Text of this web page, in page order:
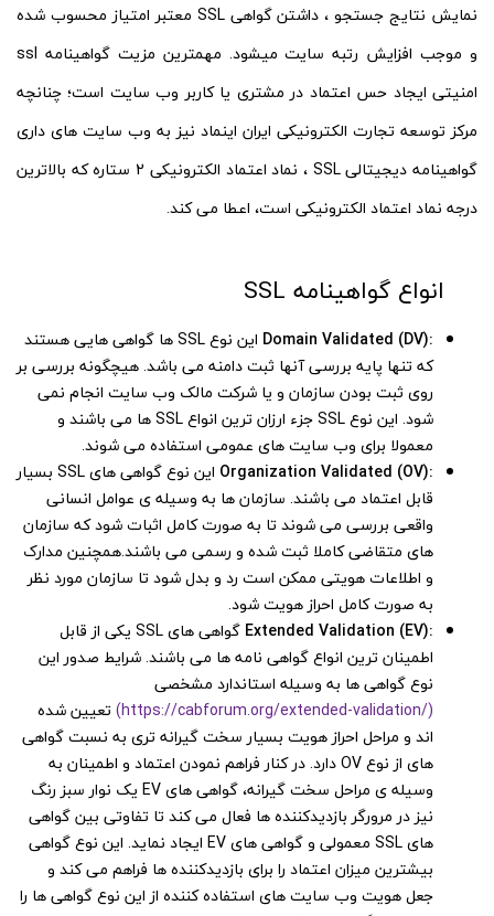
نمایش نتایج جستجو ، داشتن گواهی SSL معتبر امتیاز محسوب شده
و موجب افزایش رتبه سایت میشود. مهمترین مزیت گواهینامه ssl
امنیتی ایجاد حس اعتماد در مشتری یا کاربر وب سایت است؛ چنانچه
مرکز توسعه تجارت الکترونیکی ایران اینماد نیز به وب سایت های داری
گواهینامه دیجیتالی SSL ، نماد اعتماد الکترونیکی 2 ستاره که بالاترین
درجه نماد اعتماد الکترونیکی است، اعطا می کند.
انواع گواهینامه SSL
:Domain Validated (DV)
این نوع SSL ها گواهی هایی هستند
که تنها پایه بررسی آنها ثبت دامنه می باشد. هیچگونه بررسی بر
روی ثبت بودن سازمان و یا شرکت مالک وب سایت انجام نمی
شود. این نوع SSL جزء ارزان ترین انواع SSL ها می باشند و
معمولا برای وب سایت های عمومی استفاده می شوند.
:Organization Validated (OV)
این نوع گواهی های SSL بسیار
قابل اعتماد می باشند. سازمان ها به وسیله ی عوامل انسانی
واقعی بررسی می شوند تا به صورت کامل اثبات شود که سازمان
های متقاضی کاملا ثبت شده و رسمی می باشند.همچنین مدارک
و اطلاعات هویتی ممکن است رد و بدل شود تا سازمان مورد نظر
به صورت کامل احراز هویت شود.
:Extended Validation (EV)
گواهی های SSL یکی از قابل
اطمینان ترین انواع گواهی نامه ها می باشند. شرایط صدور این
نوع گواهی ها به وسیله استاندارد مشخصی
(https://cabforum.org/extended-validation/) تعیین شده
اند و مراحل احراز هویت بسیار سخت گیرانه تری به نسبت گواهی
های از نوع OV دارد. در کنار فراهم نمودن اعتماد و اطمینان به
وسیله ی مراحل سخت گیرانه، گواهی های EV یک نوار سبز رنگ
نیز در مرورگر بازدیدکننده ها فعال می کند تا تفاوتی بین گواهی
های SSL معمولی و گواهی های EV ایجاد نماید. این نوع گواهی
بیشترین میزان اعتماد را برای بازدیدکننده ها فراهم می کند و
جعل هویت وب سایت های استفاده کننده از این نوع گواهی ها را